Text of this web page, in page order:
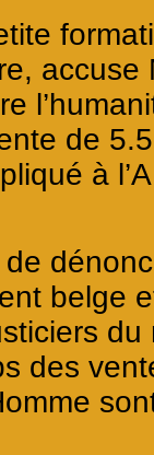
accuse
de
à
belge
des